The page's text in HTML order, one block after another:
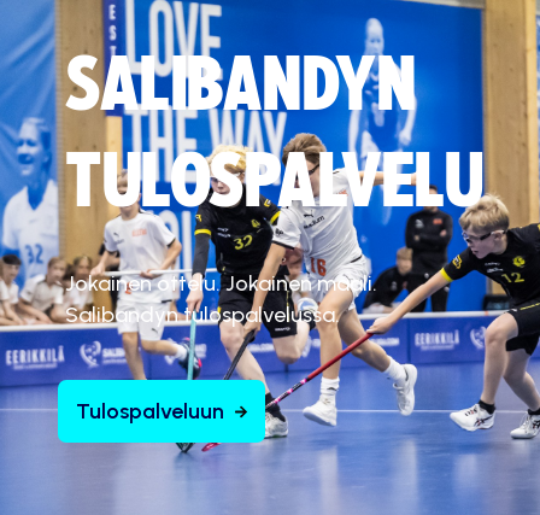
SALIBANDYN
TULOSPALVELU
Jokainen ottelu. Jokainen maali.
Salibandyn tulospalvelussa.
Tulospalveluun